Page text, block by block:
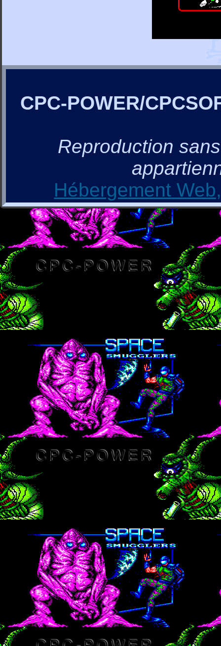
CPC-POWER/
Reproduction
Hébergement